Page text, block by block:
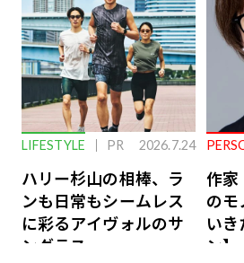
LIFESTYLE PR 2026.7.24
ハリー杉山の相棒、ラ
ンも日常もシームレス
に彩るアイヴォルのサ
ングラス
作家
のモ
いき
ン】